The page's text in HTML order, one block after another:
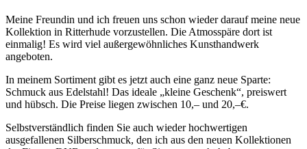
Meine Freundin und ich freuen uns schon wieder darauf meine neue
Kollektion in Ritterhude vorzustellen. Die Atmosspäre dort ist
einmalig! Es wird viel außergewöhnliches Kunsthandwerk
angeboten.
In meinem Sortiment gibt es jetzt auch eine ganz neue Sparte:
Schmuck aus Edelstahl! Das ideale „kleine Geschenk“, preiswert
und hübsch. Die Preise liegen zwischen 10,– und 20,–€.
Selbstverständlich finden Sie auch wieder hochwertigen
ausgefallenen Silberschmuck, den ich aus den neuen Kollektionen